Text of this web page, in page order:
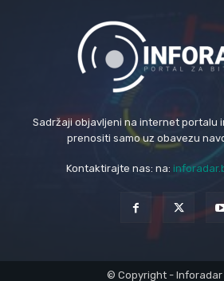
Sadržaji objavljeni na internet portalu
prenositi samo uz obavezu
Kontaktirajte nas: na:
© Copyright - Inforadar